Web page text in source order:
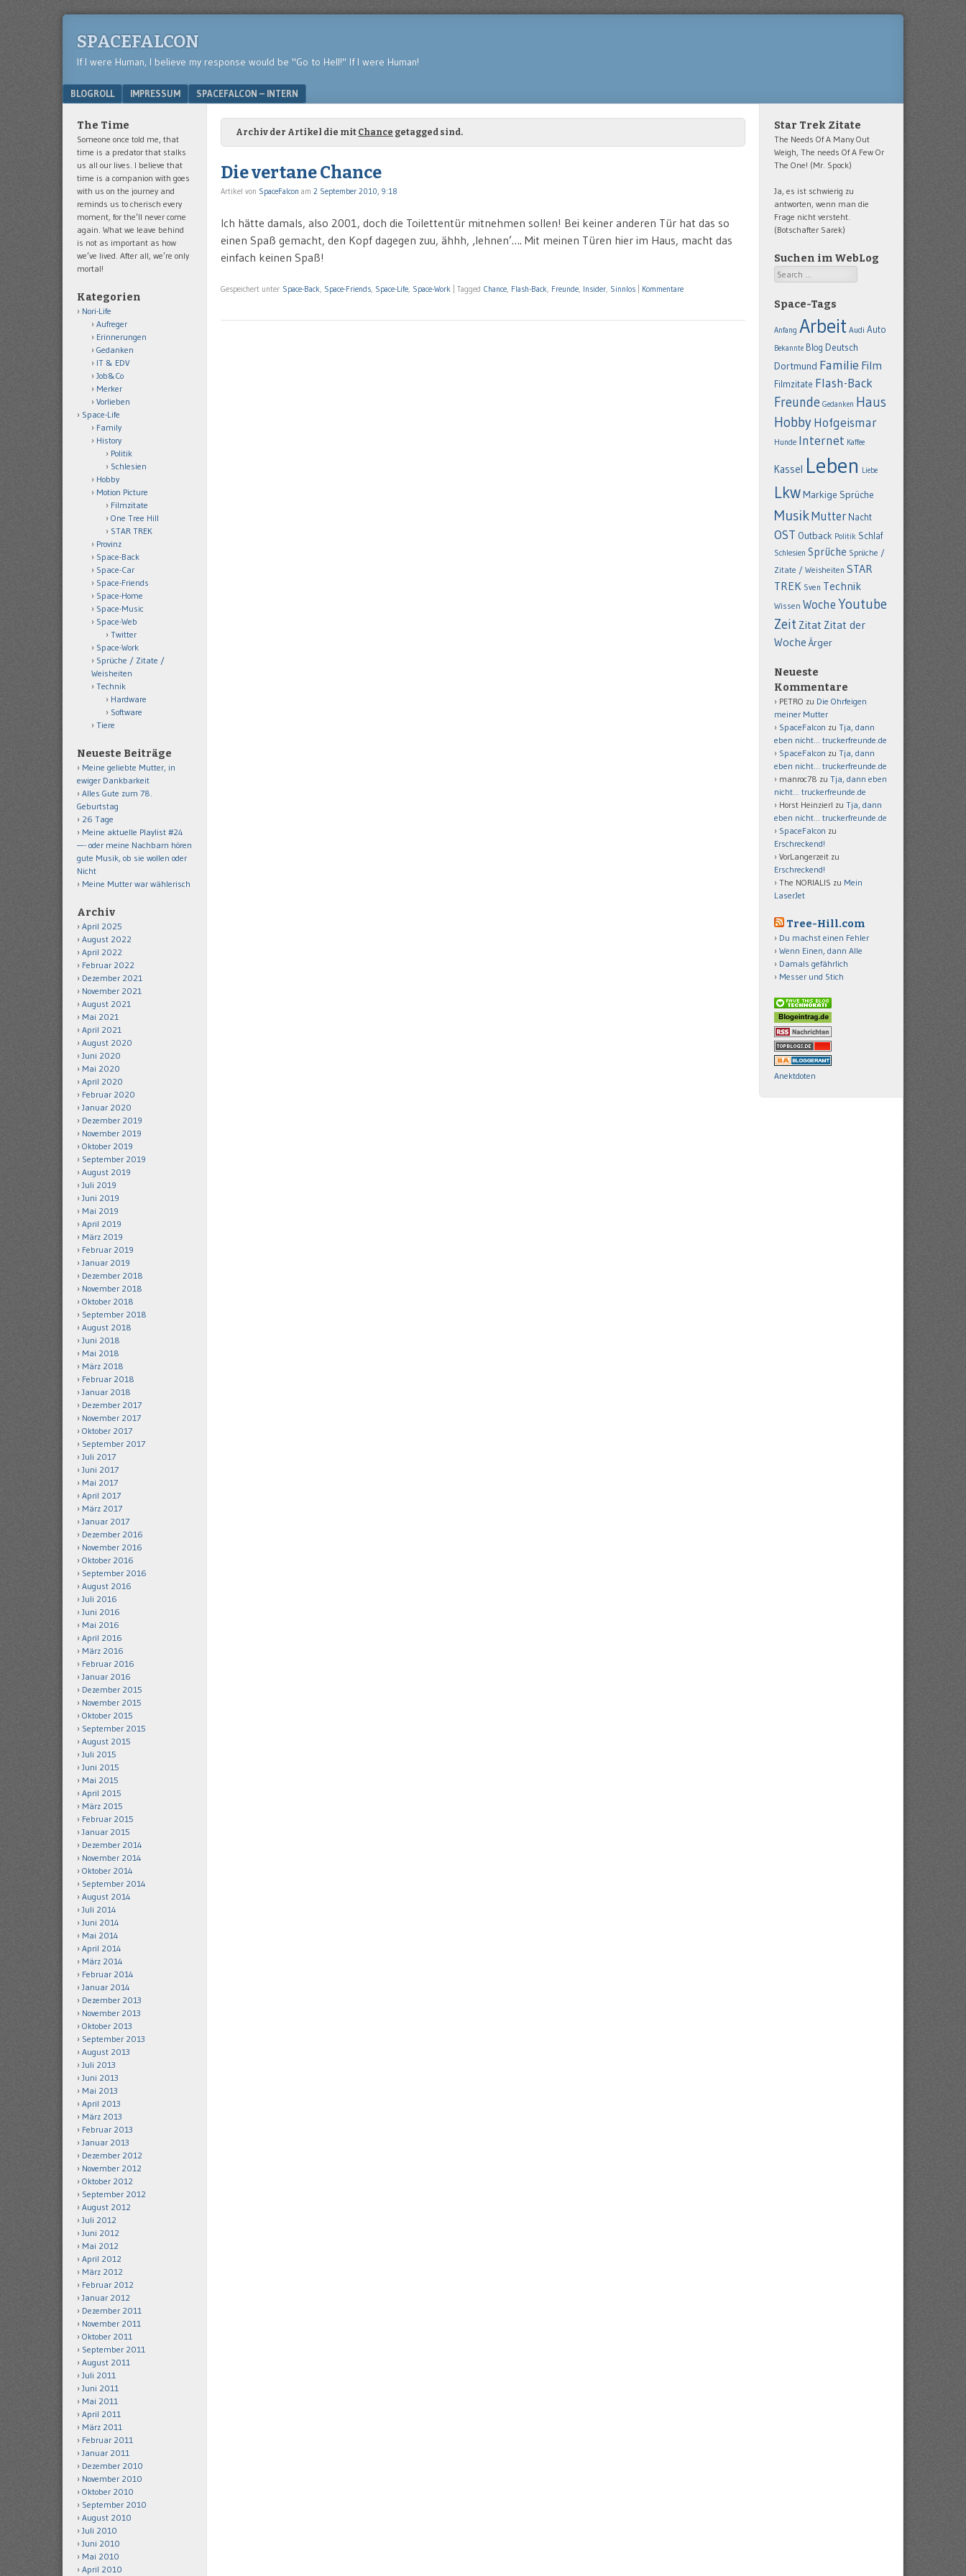
SPACEFALCON
If I were Human, I believe my response would be "Go to Hell!" If I were Human!
Menu
SKIP TO CONTENT
BLOGROLL IMPRESSUM SPACEFALCON – INTERN
Archiv der Artikel die mit Chance getagged sind.
Die vertane Chance
Artikel von SpaceFalcon am 2 September 2010, 9:18
Ich hätte damals, also 2001, doch die Toilettentür mitnehmen sollen! Bei keiner anderen Tür hat das so
einen Spaß gemacht, den Kopf dagegen zuu, ähhh, ‚lehnen’…. Mit meinen Türen hier im Haus, macht das
einfach keinen Spaß!
Gespeichert unter Space-Back, Space-Friends, Space-Life, Space-Work Tagged Chance, Flash-Back, Freunde, Insider, Sinnlos Kommentare
The Time
Someone once told me, that
time is a predator that stalks
us all our lives. I believe that
time is a companion with goes
with us on the journey and
reminds us to cherisch every
moment, for the’ll never come
again. What we leave behind
is not as important as how
we’ve lived. After all, we’re only
mortal!
Kategorien
Nori-Life
Aufreger
Erinnerungen
Gedanken
IT & EDV
Job&Co
Merker
Vorlieben
Space-Life
Family
History
Politik
Schlesien
Hobby
Motion Picture
Filmzitate
One Tree Hill
STAR TREK
Provinz
Space-Back
Space-Car
Space-Friends
Space-Home
Space-Music
Space-Web
Twitter
Space-Work
Sprüche / Zitate /
Weisheiten
Technik
Hardware
Software
Tiere
Neueste Beiträge
Meine geliebte Mutter, in
ewiger Dankbarkeit
Alles Gute zum 78.
Geburtstag
26 Tage
Meine aktuelle Playlist #24
—- oder meine Nachbarn hören
gute Musik, ob sie wollen oder
Nicht
Meine Mutter war wählerisch
Archiv
April 2025
August 2022
April 2022
Februar 2022
Dezember 2021
November 2021
August 2021
Mai 2021
April 2021
August 2020
Juni 2020
Mai 2020
April 2020
Februar 2020
Januar 2020
Dezember 2019
November 2019
Oktober 2019
September 2019
August 2019
Juli 2019
Juni 2019
Mai 2019
April 2019
März 2019
Februar 2019
Januar 2019
Dezember 2018
November 2018
Oktober 2018
September 2018
August 2018
Juni 2018
Mai 2018
März 2018
Februar 2018
Januar 2018
Dezember 2017
November 2017
Oktober 2017
September 2017
Juli 2017
Juni 2017
Mai 2017
April 2017
März 2017
Januar 2017
Dezember 2016
November 2016
Oktober 2016
September 2016
August 2016
Juli 2016
Juni 2016
Mai 2016
April 2016
März 2016
Februar 2016
Januar 2016
Dezember 2015
November 2015
Oktober 2015
September 2015
August 2015
Juli 2015
Juni 2015
Mai 2015
April 2015
März 2015
Februar 2015
Januar 2015
Dezember 2014
November 2014
Oktober 2014
September 2014
August 2014
Juli 2014
Juni 2014
Mai 2014
April 2014
März 2014
Februar 2014
Januar 2014
Dezember 2013
November 2013
Oktober 2013
September 2013
August 2013
Juli 2013
Juni 2013
Mai 2013
April 2013
März 2013
Februar 2013
Januar 2013
Dezember 2012
November 2012
Oktober 2012
September 2012
August 2012
Juli 2012
Juni 2012
Mai 2012
April 2012
März 2012
Februar 2012
Januar 2012
Dezember 2011
November 2011
Oktober 2011
September 2011
August 2011
Juli 2011
Juni 2011
Mai 2011
April 2011
März 2011
Februar 2011
Januar 2011
Dezember 2010
November 2010
Oktober 2010
September 2010
August 2010
Juli 2010
Juni 2010
Mai 2010
April 2010
Star Trek Zitate
The Needs Of A Many Out
Weigh, The needs Of A Few Or
The One! (Mr. Spock)
Ja, es ist schwierig zu
antworten, wenn man die
Frage nicht versteht.
(Botschafter Sarek)
Suchen im WebLog
Search
Space-Tags
Anfang Arbeit Audi Auto
Bekannte Blog Deutsch
Dortmund Familie Film
Filmzitate Flash-Back
Freunde Gedanken Haus
HobbyHofgeismar
Hunde Internet Kaffee
Kassel Leben Liebe
LkwMarkige Sprüche
MusikMutter Nacht
OST Outback Politik Schlaf
Schlesien Sprüche Sprüche /
Zitate / Weisheiten STAR
TREK Sven Technik
Wissen Woche Youtube
Zeit Zitat Zitat der
Woche Ärger
Neueste
Kommentare
PETRO zu Die Ohrfeigen
meiner Mutter
SpaceFalcon zu Tja, dann
eben nicht… truckerfreunde.de
SpaceFalcon zu Tja, dann
eben nicht… truckerfreunde.de
manroc78 zu Tja, dann eben
nicht… truckerfreunde.de
Horst Heinzierl zu Tja, dann
eben nicht… truckerfreunde.de
SpaceFalcon zu
Erschreckend!
VorLangerzeit zu
Erschreckend!
The NORIALIS zu Mein
LaserJet
Tree-Hill.com
Du machst einen Fehler
Wenn Einen, dann Alle
Damals gefährlich
Messer und Stich
Anektdoten